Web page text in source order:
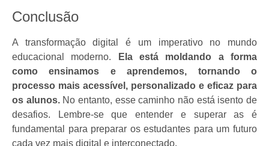
Conclusão
A transformação digital é um imperativo no mundo
educacional moderno. Ela está moldando a forma
como ensinamos e aprendemos, tornando o
processo mais acessível, personalizado e eficaz para
os alunos.No entanto, esse caminho não está isento de
desafios. Lembre-se que entender e superar as é
fundamental para preparar os estudantes para um futuro
cada vez mais digital e interconectado.